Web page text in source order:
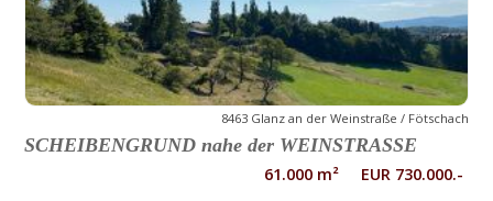
8463 Glanz an der Weinstraße / Fötschach
SCHEIBENGRUND nahe der WEINSTRASSE
61.000 m² EUR 730.000.-